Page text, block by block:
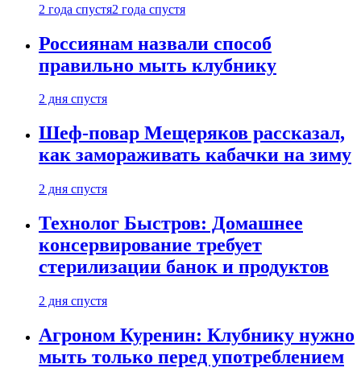
2 года спустя2 года спустя
Россиянам назвали способ
правильно мыть клубнику
2 дня спустя
Шеф-повар Мещеряков рассказал,
как замораживать кабачки на зиму
2 дня спустя
Технолог Быстров: Домашнее
консервирование требует
стерилизации банок и продуктов
2 дня спустя
Агроном Куренин: Клубнику нужно
мыть только перед употреблением